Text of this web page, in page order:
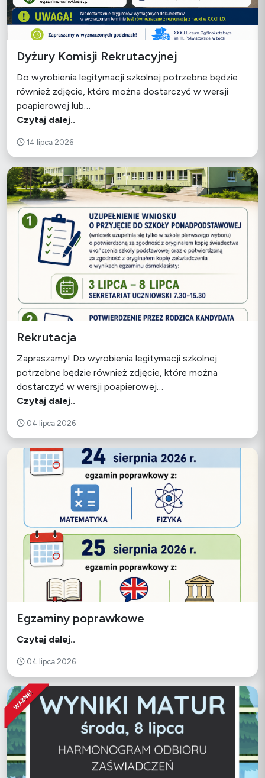
Dyżury Komisji Rekrutacyjnej
Do wyrobienia legitymacji szkolnej potrzebne będzie
również zdjęcie, które można dostarczyć w wersji
poapierowej lub…
Czytaj dalej..
14 lipca 2026
Rekrutacja
Zapraszamy! Do wyrobienia legitymacji szkolnej
potrzebne będzie również zdjęcie, które można
dostarczyć w wersji poapierowej…
Czytaj dalej..
04 lipca 2026
Egzaminy poprawkowe
Czytaj dalej..
04 lipca 2026
WAŻNE!